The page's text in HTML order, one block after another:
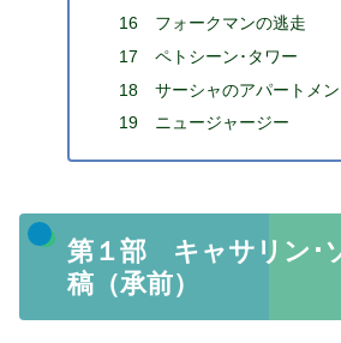
16 フォークマンの逃走
17 ペトシーン･タワー
18 サーシャのアパートメン
19 ニュージャージー
第１部 キャサリン･
稿（承前）